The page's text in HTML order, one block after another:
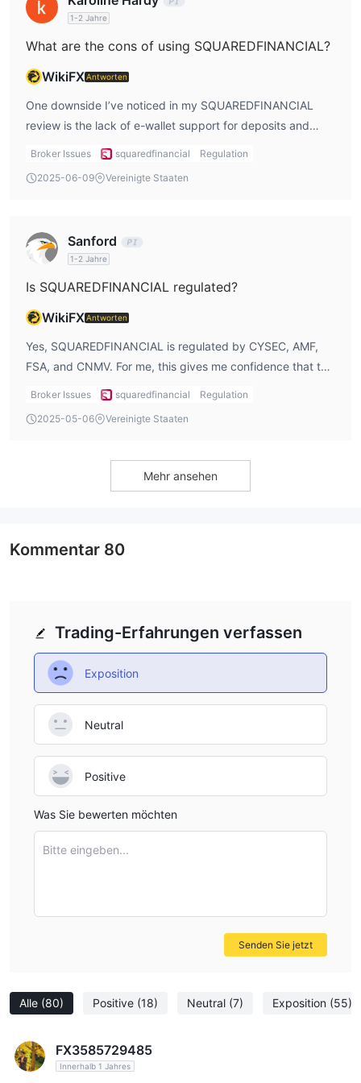
SQUAREDFINANCIAL reviews.
1-2 Jahre
What are the cons of using SQUAREDFINANCIAL?
WikiFXAntworten
One downside I’ve noticed in my SQUAREDFINANCIAL
review is the lack of e-wallet support for deposits and
withdrawals, which is something I personally prefer for
which prevent traders from several countries, including
not happy with the inactivity fees, so I make sure to stay
active in my trading.
Broker Issues squaredfinancial
Regulation
2025-06-09
Vereinigte Staaten
Sanford
1-2 Jahre
Is SQUAREDFINANCIAL regulated?
WikiFXAntworten
Yes, SQUAREDFINANCIAL is regulated by CYSEC, AMF,
FSA, and CNMV. For me, this gives me confidence that the
platform operates under proper regulations, ensuring that
SQUAREDFINANCIAL login, I can easily check the
Broker Issues squaredfinancial
Regulation
2025-05-06
Vereinigte Staaten
Mehr ansehen
Alle (80) Positive (18) Neutral (7) Exposition (55)
FX3585729485
Innerhalb 1 Jahres
Trading-Erfahrungen verfassen
Exposition
Neutral
Positive
Was Sie bewerten möchten
Bitte eingeben...
Senden Sie jetzt
Kommentar 80